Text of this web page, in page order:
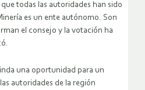
todas las autoridades han sido
es un ente autónomo. Son
el consejo y la votación ha
una oportunidad para un
autoridades de la región